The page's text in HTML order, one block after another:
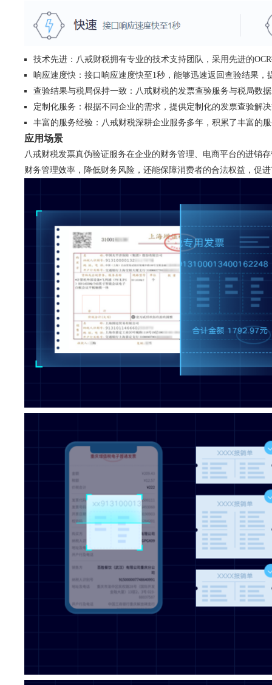
技术先进：八戒财税拥有专业的技术支持团队，采用先进的
响应速度快：接口响应速度快至1秒，能够迅速返回查验结果，
查验结果与税局保持一致：八戒财税的发票查验服务与税局数
定制化服务：根据不同企业的需求，提供定制化的发票查验解
丰富的服务经验：八戒财税深耕企业服务多年，积累了丰富的
应用场景
八戒财税发票真伪验证服务在企业的财务管理、电商平台的进销
财务管理效率，降低财务风险，还能保障消费者的合法权益，促